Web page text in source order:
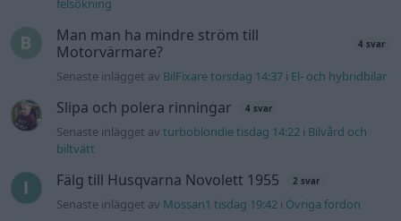
felsökning
Man man ha mindre ström till
Motorvärmare?
4 svar
Senaste inlägget av BilFixare torsdag 14:37 i El- och hybridbilar
Slipa och polera rinningar 4 svar
Senaste inlägget avturboblondie tisdag 14:22 i Bilvård och
biltvätt
Fälg till Husqvarna Novolett 1955 2 svar
Senaste inlägget av Mossan1 tisdag 19:42 i Övriga fordon